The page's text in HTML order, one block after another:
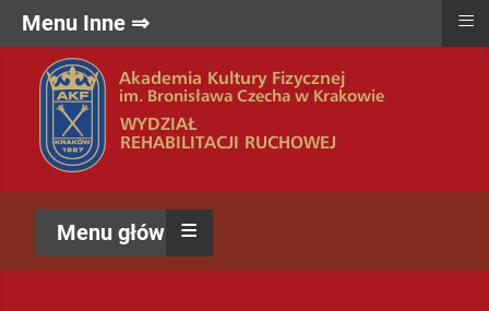
Menu główne ⇒
≡
Menu Inne ⇒ ≡